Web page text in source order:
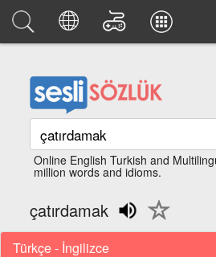
Online English Turkish and
million words and idioms.
çatırdamak
Türkçe - İngilizce